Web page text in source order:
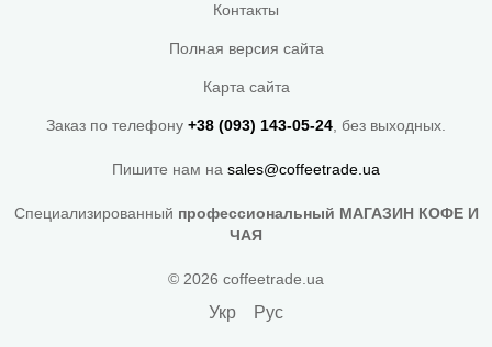
Контакты
Полная версия сайта
Карта сайта
Заказ по телефону +38 (093) 143-05-24, без выходных.
Пишите нам на sales@coffeetrade.ua
Специализированный профессиональный МАГАЗИН КОФЕ И
ЧАЯ
© 2026 coffeetrade.ua
Укр Рус